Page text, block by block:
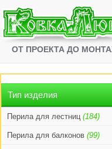
ОТ ПРОЕКТА ДО
Тип изделия
Перила для лестниц (184)
Перила для балконов (99)